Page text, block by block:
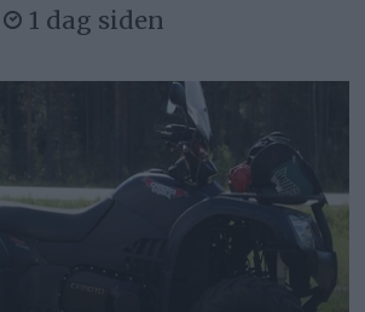
1 dag siden